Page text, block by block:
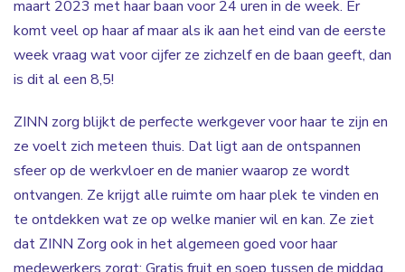
maart 2023 met haar baan voor 24 uren in de week. Er
komt veel op haar af maar als ik aan het eind van de eerste
week vraag wat voor cijfer ze zichzelf en de baan geeft, dan
is dit al een 8,5!
ZINN zorg blijkt de perfecte werkgever voor haar te zijn en
ze voelt zich meteen thuis. Dat ligt aan de ontspannen
sfeer op de werkvloer en de manier waarop ze wordt
ontvangen. Ze krijgt alle ruimte om haar plek te vinden en
te ontdekken wat ze op welke manier wil en kan. Ze ziet
dat ZINN Zorg ook in het algemeen goed voor haar